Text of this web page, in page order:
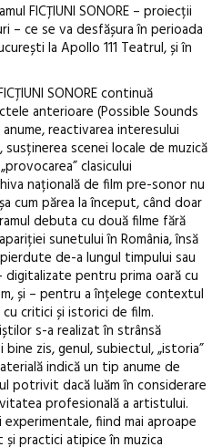
FICȚIUNI SONORE – proiecții
– ce se va desfășura în perioada
la Apollo 111 Teatrul, și în
SONORE continuă
anterioare (Possible Sounds
reactivarea interesului
scenei locale de muzică
clasicului
națională de film pre-sonor nu
cum părea la început, când doar
debuta cu două filme fără
sunetului în România, însă
de-a lungul timpului sau
pentru prima oară cu
și – pentru a înțelege contextul
critici și istorici de film.
s-a realizat în strânsă
zis, genul, subiectul, „istoria”
indică un tip anume de
potrivit dacă luăm în considerare
profesională a artistului.
fiind mai aproape
practici atipice în muzica